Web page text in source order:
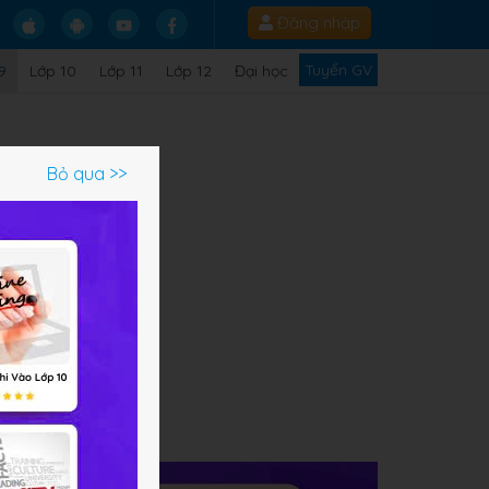
Đăng nhập
Lớp 10 Lớp 11 Lớp 12 Đại học Tuyển GV
Bỏ qua >>